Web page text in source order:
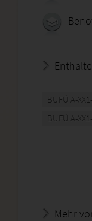
BUFÜ A-
BUFÜ A-
Mehr